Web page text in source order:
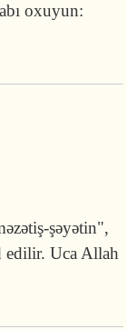
oxuyun:
şəyətin",
edilir. Uca Allah